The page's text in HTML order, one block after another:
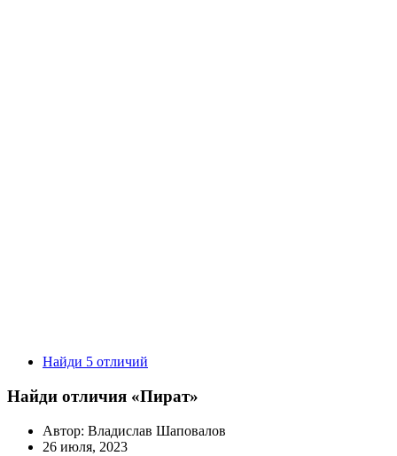
Найди 5 отличий
Найди отличия «Пират»
Автор: Владислав Шаповалов
26 июля, 2023